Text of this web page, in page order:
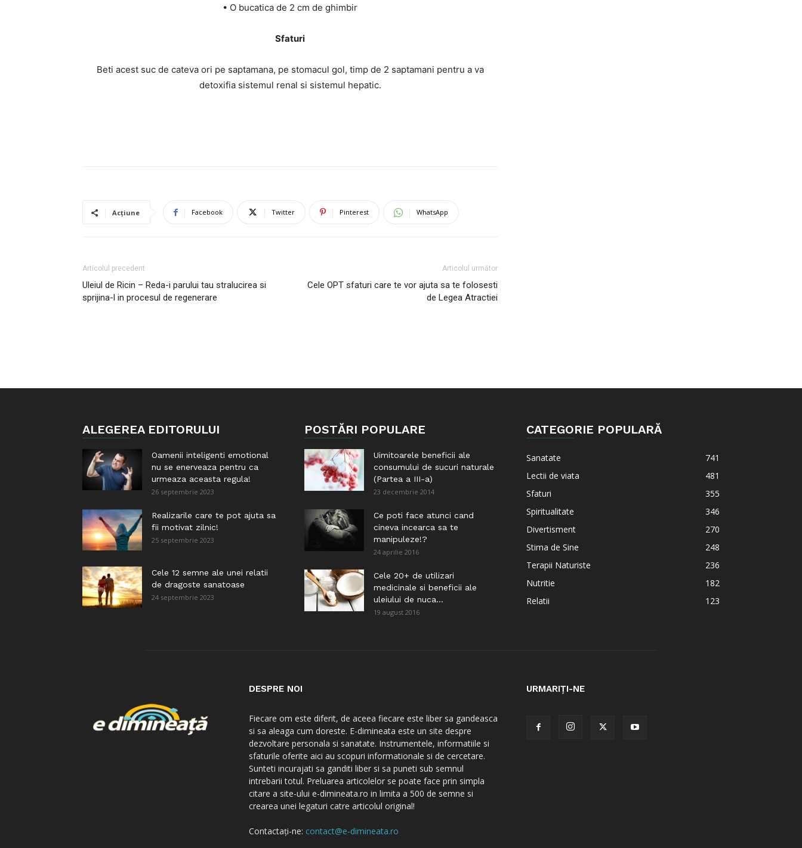
• O bucatica de 2 cm de ghimbir
Sfaturi
Beti acest suc de cateva ori pe saptamana, pe stomacul gol, timp de 2 saptamani pentru a va
detoxifia sistemul renal si sistemul hepatic.
Acțiune Facebook Twitter Pinterest WhatsApp
Articolul precedent
Uleiul de Ricin – Reda-i parului tau stralucirea si
sprijina-l in procesul de regenerare
Articolul următor
Cele OPT sfaturi care te vor ajuta sa te folosesti
de Legea Atractiei
ALEGEREA EDITORULUI
Oamenii inteligenti emotional
nu se enerveaza pentru ca
urmeaza aceasta regula!
26 septembrie 2023
Realizarile care te pot ajuta sa
fii motivat zilnic!
25 septembrie 2023
Cele 12 semne ale unei relatii
de dragoste sanatoase
24 septembrie 2023
POSTĂRI POPULARE
Uimitoarele beneficii ale
consumului de sucuri naturale
(Partea a III-a)
23 decembrie 2014
Ce poti face atunci cand
cineva incearca sa te
manipuleze!?
24 aprilie 2016
Cele 20+ de utilizari
medicinale si beneficii ale
uleiului de nuca...
19 august 2016
CATEGORIE POPULARĂ
Sanatate
741
Lectii de viata
481
Sfaturi
355
Spiritualitate
346
Divertisment
270
Stima de Sine
248
Terapii Naturiste
236
Nutritie
182
Relatii
123
DESPRE NOI
Fiecare om este diferit, de aceea fiecare este liber sa gandeasca
si sa aleaga cum doreste. E-dimineata este un site despre
dezvoltare personala si sanatate. Instrumentele, informatiile si
sfaturile oferite aici au scopuri informationale si de cercetare.
Sunteti incurajati sa ganditi liber si sa puneti sub semnul
intrebarii totul. Preluarea articolelor se poate face prin simpla
citare a site-ului e-dimineata.ro in limita a 500 de semne si
crearea unei legaturi catre articolul original!
Contactați-ne: contact@e-dimineata.ro
URMARIȚI-NE